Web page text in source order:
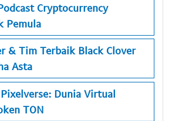
Cryptocurrency
Pemula
& Tim Terbaik Black Clover
Asta
Dunia Virtual
TON